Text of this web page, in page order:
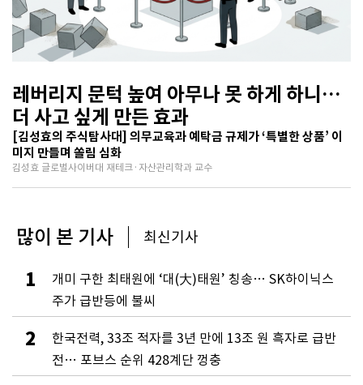
레버리지 문턱 높여 아무나 못 하게 하니…
더 사고 싶게 만든 효과
[김성효의 주식탐사대] 의무교육과 예탁금 규제가 ‘특별한 상품’ 이
미지 만들며 쏠림 심화
김성효 글로벌사이버대 재테크·자산관리학과 교수
많이 본 기사 최신기사
1
개미 구한 최태원에 ‘대(大)태원’ 칭송… SK하이닉스
주가 급반등에 불씨
2
한국전력, 33조 적자를 3년 만에 13조 원 흑자로 급반
전… 포브스 순위 428계단 껑충